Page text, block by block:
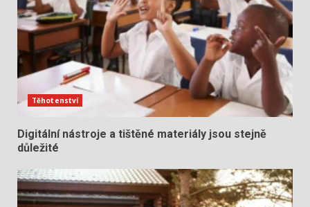
Těhotenství
Digitální nástroje a tištěné materiály jsou stejně
důležité